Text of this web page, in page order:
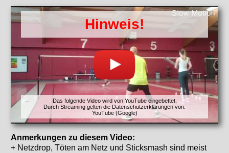
Hinweis!
Das folgende Video wird von YouTube eingebettet.
Durch Streaming gelten die Datenschutzerklärungen von:
YouTube (Google)
Anmerkungen zu diesem Video:
+ Netzdrop, Töten am Netz und Sticksmash sind meist